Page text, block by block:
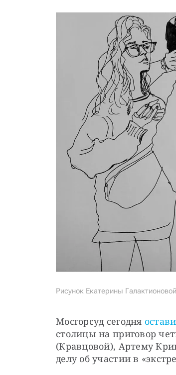
Рисунок Екатерины
Мосгорсуд сегодня
столицы на приговор
(Кравцовой), Артему
делу об участии в